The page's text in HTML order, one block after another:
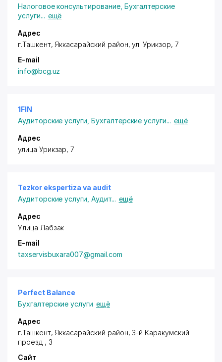
Налоговое консультирование, Бухгалтерские
услуги... ещё
Адрес
г.Ташкент, Яккасарайский район,ул. Урикзор, 7
E-mail
info@bcg.uz
1FIN
Аудиторские услуги ,Бухгалтерские услуги... ещё
Адрес
улица Урикзар, 7
Tezkor ekspertiza va audit
Аудиторские услуги ,Аудит... ещё
Адрес
Улица Лабзак
E-mail
taxservisbuxara007@gmail.com
Perfect Balance
Бухгалтерские услуги ещё
Адрес
г.Ташкент, Яккасарайский район, 3-й Каракумский
проезд , 3
Сайт